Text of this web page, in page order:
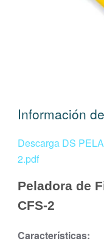
Información
Descarga DS
2.pdf
Peladora de
CFS-2
Características: